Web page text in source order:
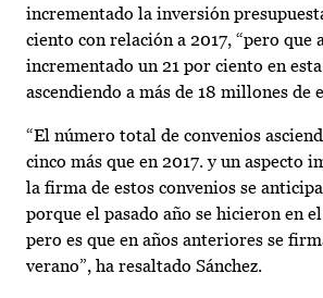
incrementado la inversión
ciento con relación a 2017, “pero que
incrementado un 21 por ciento en
ascendiendo a más de 18 millones de
“El número total de convenios
cinco más que en 2017. y un aspecto
la firma de estos convenios se
porque el pasado año se hicieron en
pero es que en años anteriores se
verano”, ha resaltado Sánchez.